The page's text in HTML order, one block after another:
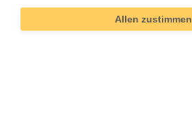
Allen zustimmen